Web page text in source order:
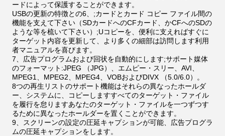
ードによって保護することができます。
USBの更新の特徴との6、;カードとカード コピー ファイル間の
機能を支えて下さい（SDカードへのCFカード、かCFへのSDの
ような等を梳いて下さい）;Uコピーを、便利に支えればすぐに
ターゲット内容を更新して、より多くの細部は訪問します利用
者マニュアルを喜びます。
7、広告プログラムおよび回状を自動的にします;サポート媒体
のフォーマット:JPEG （JPG）、エムピー・スリー、AVI、
MPEG1、MPEG2、MPEG4、VOBおよびDIVX （5.0/6.0）。
8つの再生リストのサポート機能はそれらの異なったホールダ
ー、システムに、コピーしますすべてのターゲット・ファイル
を履行を怠りますあなたのターゲット・ファイルを一つずつす
るために異なったホールダーを置くことができます。
9、スクリーンの設定の圧延キャプションが可能、広告プログラ
ムの圧延キャプションをします。